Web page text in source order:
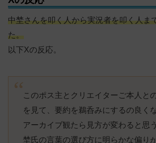
中埜さんを叩く人から実況者を叩く人ま
た。
以下Xの反応。
このポス主とクリエイターご本人と
を見て、要約を鵜呑みにするの良く
アーカイブ観たら見方が変わると思
埜氏の言葉の選び方に明らかな偏り